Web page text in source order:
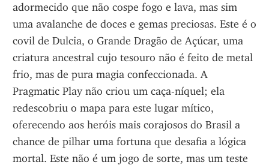
adormecido que não cospe fogo e lava, mas sim
uma avalanche de doces e gemas preciosas. Este é o
covil de Dulcia, o Grande Dragão de Açúcar, uma
criatura ancestral cujo tesouro não é feito de metal
frio, mas de pura magia confeccionada. A
Pragmatic Play não criou um caça-níquel; ela
redescobriu o mapa para este lugar mítico,
oferecendo aos heróis mais corajosos do Brasil a
chance de pilhar uma fortuna que desafia a lógica
mortal. Este não é um jogo de sorte, mas um teste